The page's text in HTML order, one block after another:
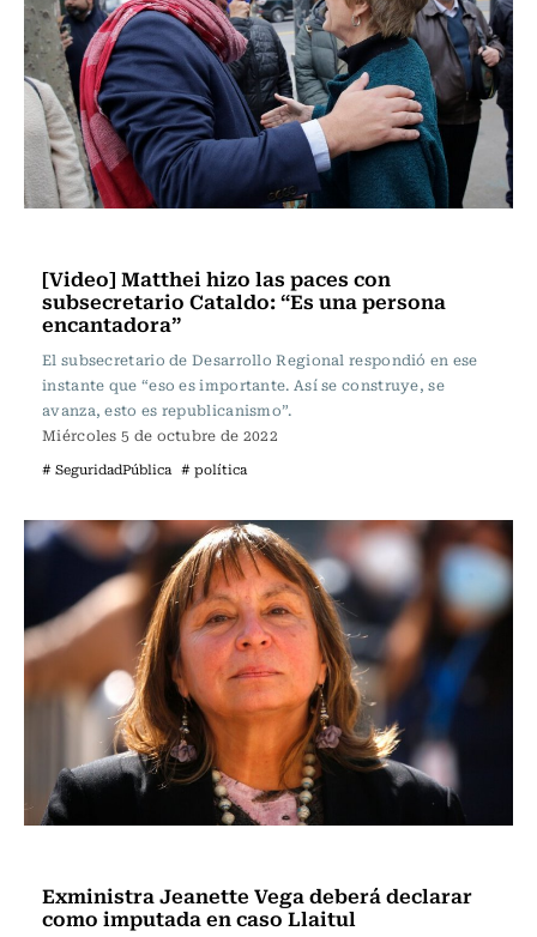
[Video] Matthei hizo las paces con
subsecretario Cataldo: “Es una persona
encantadora”
El subsecretario de Desarrollo Regional respondió en ese
instante que “eso es importante. Así se construye, se
avanza, esto es republicanismo”.
Miércoles 5 de octubre de 2022
# SeguridadPública # política
Exministra Jeanette Vega deberá declarar
como imputada en caso Llaitul